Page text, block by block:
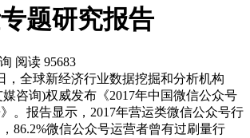
题研究报告
阅读 95683
，全球新经济行业数据挖掘和分析机构
媒咨询)权威发布《2017年中国微信公众号
。报告显示，2017年营运类微信公众号行
86.2%微信公众号运营者曾有过刷量行